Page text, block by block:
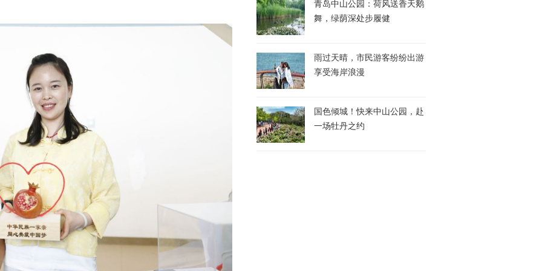
青岛中山公园：荷风送香天鹅
舞，绿荫深处步履健
雨过天晴，市民游客纷纷出游
享受海岸浪漫
国色倾城！快来中山公园，赴
一场牡丹之约